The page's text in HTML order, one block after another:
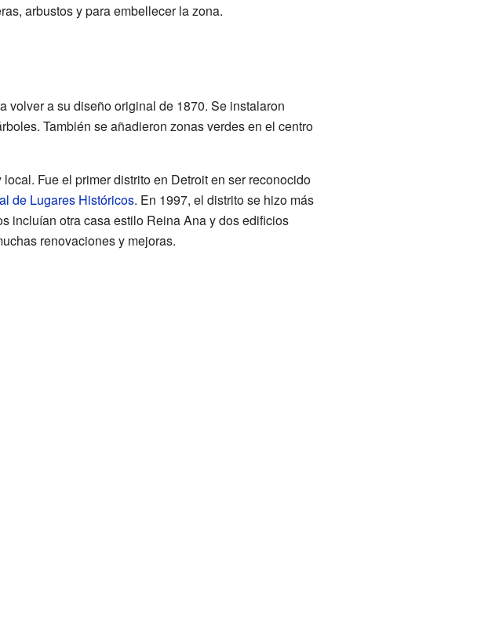
arbustos y para embellecer la zona.
volver a su diseño original de 1870. Se instalaron
También se añadieron zonas verdes en el centro
Fue el primer distrito en Detroit en ser reconocido
de Lugares Históricos. En 1997, el distrito se hizo más
incluían otra casa estilo Reina Ana y dos edificios
renovaciones y mejoras.